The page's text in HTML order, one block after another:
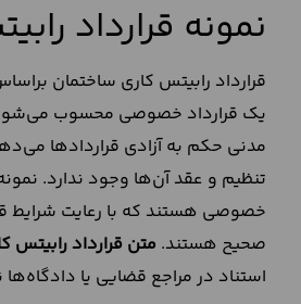
نمونه قرارداد
قرارداد رابیتس کاری ساختمان
مدنی حکم به آزادی قراردادها
تنظیم و عقد آن‌ها وجود ندارد.
صحیح هستند. متن قرارداد رابیتس
استناد در مراجع قضایی یا